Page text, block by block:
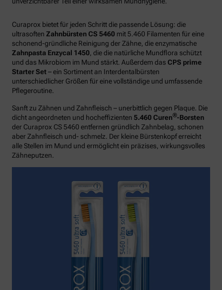
Curaprox bietet für jeden Schritt die passende Lösung: die
ultrasoften Zahnbürsten CS 5460 mit 5.460 Filamenten für eine
schonend-gründliche Reinigung der Zähne, die enzymatische
Zahnpasta Enzycal 1450, die die natürliche Mundflora schützt
und das Mikrobiom im Mund stärkt. Außerdem das CPS prime
Starter Set– ein Sortiment an Interdentalbürsten
unterschiedlicher Größen für eine vollständige und umfassende
Pflegeroutine.
Sanft zu Zähnen und Zahnfleisch – unerbittlich gegen Plaque. Die
dicht angeordneten und hocheffizienten 5.460 Curen®-Borsten
der Curaprox CS 5460 entfernen gründlich Zahnbelag, schonen
aber Zahnfleisch und- schmelz. Der kleine Bürstenkopf erreicht
alle Stellen im Mund und ermöglicht ein präzises, wirkungsvolles
Zähneputzen.